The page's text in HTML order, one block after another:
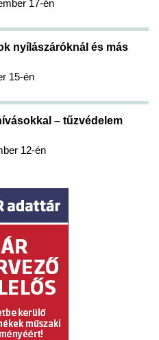
17-én
nyílászáróknál és más
15-én
– tűzvédelem
12-én